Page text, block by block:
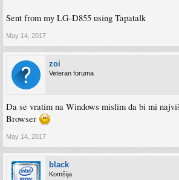
Sent from my LG-D855 using Tapatalk
May 14, 2017
zoi
Veteran foruma
Da se vratim na Windows mislim da bi mi
Browser
May 14, 2017
black
Komšija